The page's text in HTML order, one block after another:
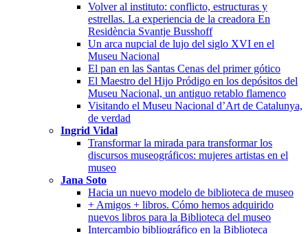
Volver al instituto: conflicto, estructuras y
estrellas. La experiencia de la creadora En
Residència Svantje Busshoff
Un arca nupcial de lujo del siglo XVI en el
Museu Nacional
El pan en las Santas Cenas del primer gótico
El Maestro del Hijo Pródigo en los depósitos del
Museu Nacional, un antiguo retablo flamenco
Visitando el Museu Nacional d’Art de Catalunya,
de verdad
Ingrid Vidal
Transformar la mirada para transformar los
discursos museográficos: mujeres artistas en el
museo
Jana Soto
Hacia un nuevo modelo de biblioteca de museo
+ Amigos + libros. Cómo hemos adquirido
nuevos libros para la Biblioteca del museo
Intercambio bibliográfico en la Biblioteca